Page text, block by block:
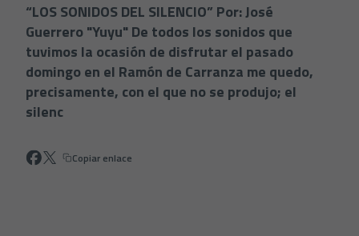
“LOS SONIDOS DEL SILENCIO” Por: José
Guerrero "Yuyu" De todos los sonidos que
tuvimos la ocasión de disfrutar el pasado
domingo en el Ramón de Carranza me quedo,
precisamente, con el que no se produjo; el
silenc
Copiar enlace